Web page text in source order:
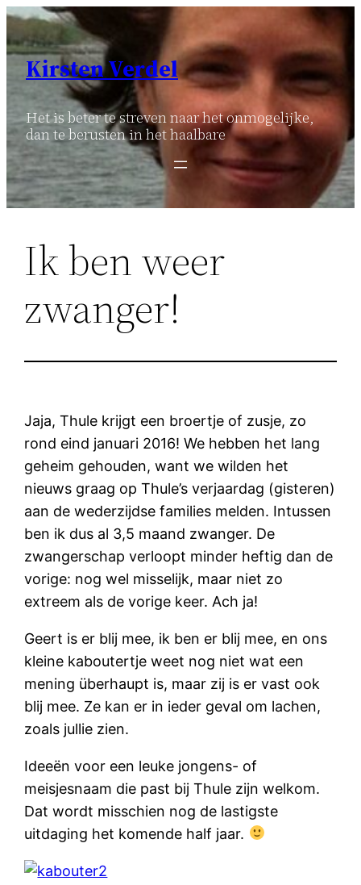
Ga
naar
inhoud
Kirsten Verdel
Het is beter te streven naar het onmogelijke,
dan te berusten in het haalbare
Ik ben weer
zwanger!
Jaja, Thule krijgt een broertje of zusje, zo
rond eind januari 2016! We hebben het lang
geheim gehouden, want we wilden het
nieuws graag op Thule’s verjaardag (gisteren)
aan de wederzijdse families melden. Intussen
ben ik dus al 3,5 maand zwanger. De
zwangerschap verloopt minder heftig dan de
vorige: nog wel misselijk, maar niet zo
extreem als de vorige keer. Ach ja!
Geert is er blij mee, ik ben er blij mee, en ons
kleine kaboutertje weet nog niet wat een
mening überhaupt is, maar zij is er vast ook
blij mee. Ze kan er in ieder geval om lachen,
zoals jullie zien.
Ideeën voor een leuke jongens- of
meisjesnaam die past bij Thule zijn welkom.
Dat wordt misschien nog de lastigste
uitdaging het komende half jaar.